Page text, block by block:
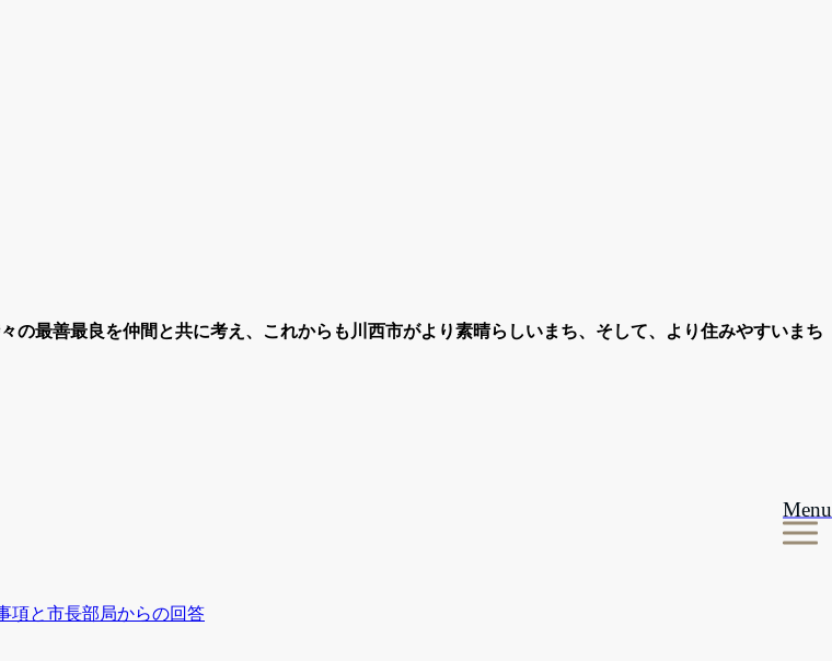
Menu
の最善最良を仲間と共に考え、これからも川西市がより素晴らしいまち、そして、より住みやすいまち
項と市長部局からの回答